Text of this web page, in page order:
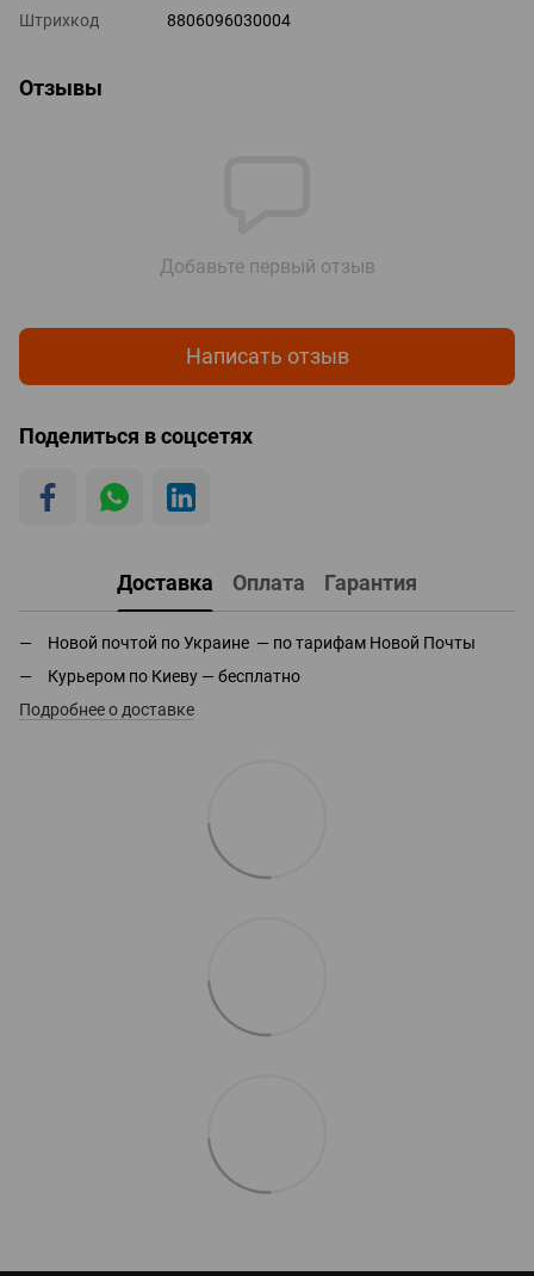
Штрихкод
8806096030004
Отзывы
Добавьте первый отзыв
Написать отзыв
Поделиться в соцсетях
Доставка Оплата Гарантия
Новой почтой по Украине — по тарифам Новой Почты
Курьером по Киеву — бесплатно
Подробнее о доставке